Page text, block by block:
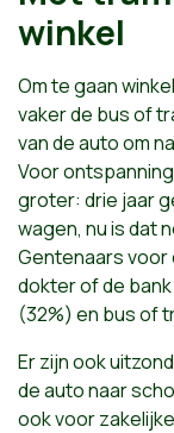
winkel
Om te gaan
vaker de bus of
van de auto om
Voor
groter: drie jaar
wagen, nu is dat
Gentenaars voor
dokter of de
(32%) en bus of
Er zijn ook
de auto naar
ook voor